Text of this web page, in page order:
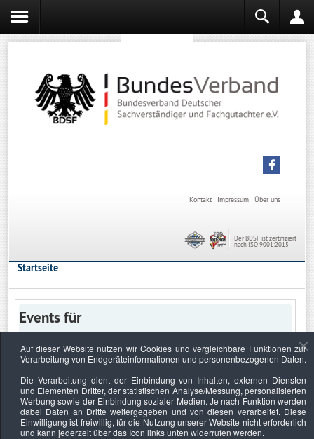
Über uns
Impressum
Kontakt
Der BDSF ist zertifiziert
nach ISO 9001:2015
Startseite
Events für
Keine Termine
Auf dieser Website nutzen wir Cookies und vergleichbare Funktionen zur
Verarbeitung von Endgeräteinformationen und personenbezogenen Daten.
Die Verarbeitung dient der Einbindung von Inhalten, externen Diensten
und Elementen Dritter, der statistischen Analyse/Messung, personalisierten
Werbung sowie der Einbindung sozialer Medien. Je nach Funktion werden
dabei Daten an Dritte weitergegeben und von diesen verarbeitet. Diese
Einwilligung ist freiwillig, für die Nutzung unserer Website nicht erforderlich
und kann jederzeit über das Icon links unten widerrufen werden.